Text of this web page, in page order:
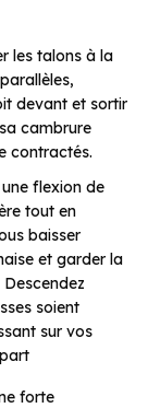
les talons à la
devant et sortir
cambrure
contractés.
flexion de
tout en
baisser
et garder la
soient
sur vos
forte